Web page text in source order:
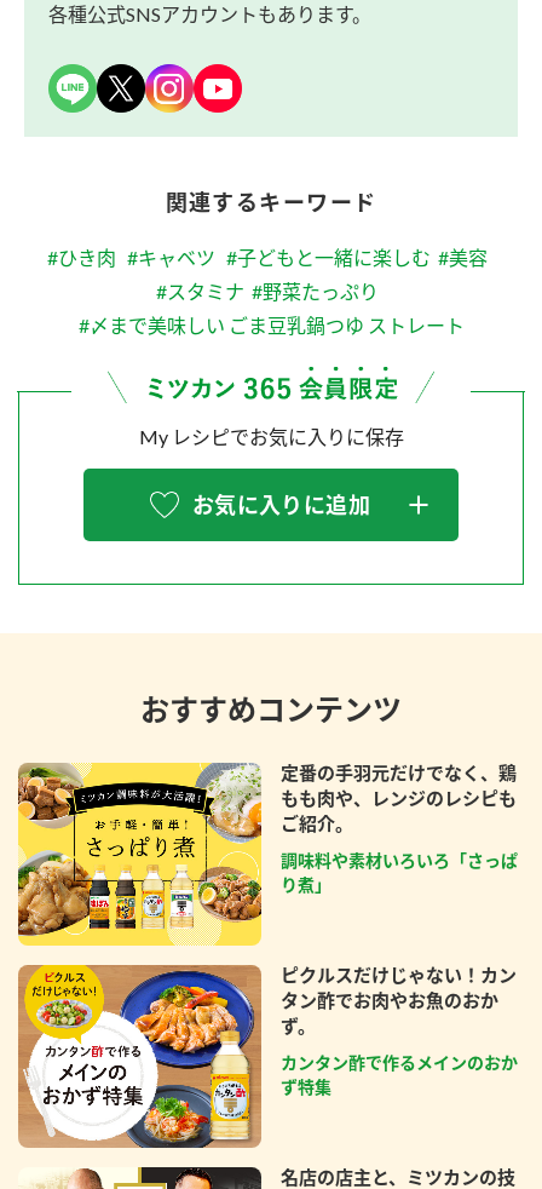
各種公式SNSアカウントもあります。
関連するキーワード
#ひき肉 #キャベツ #子どもと一緒に楽しむ #美容
#スタミナ #野菜たっぷり
#〆まで美味しい ごま豆乳鍋つゆ ストレート
My レシピでお気に入りに保存
お気に入りに追加
おすすめコンテンツ
定番の手羽元だけでなく、鶏
もも肉や、レンジのレシピも
ご紹介。
調味料や素材いろいろ「さっぱ
り煮」
ピクルスだけじゃない！カン
タン酢でお肉やお魚のおか
ず。
カンタン酢で作るメインのおか
ず特集
名店の店主と、ミツカンの技